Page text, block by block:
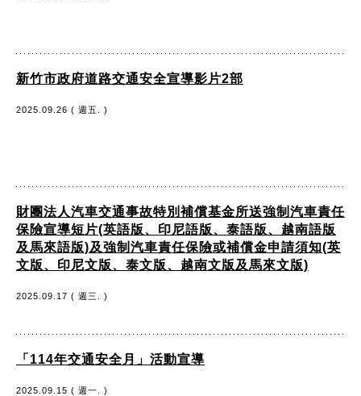
新竹市政府道路交通安全宣導影片2部
2025.09.26 ( 週五. )
財團法人汽車交通事故特別補償基金所送強制汽車責任
保險宣導短片(英語版、印尼語版、泰語版、越南語版
及馬來語版)及強制汽車責任保險或補償金申請須知(英
文版、印尼文版、泰文版、越南文版及馬來文版)
2025.09.17 ( 週三. )
「114年交通安全月」活動宣導
2025.09.15 ( 週一. )